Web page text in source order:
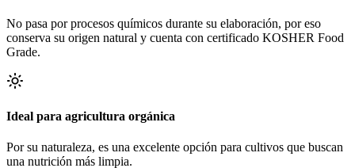
No pasa por procesos químicos durante su elaboración, por eso
conserva su origen natural y cuenta con certificado KOSHER Food
Grade.
Ideal para agricultura orgánica
Por su naturaleza, es una excelente opción para cultivos que buscan
una nutrición más limpia.